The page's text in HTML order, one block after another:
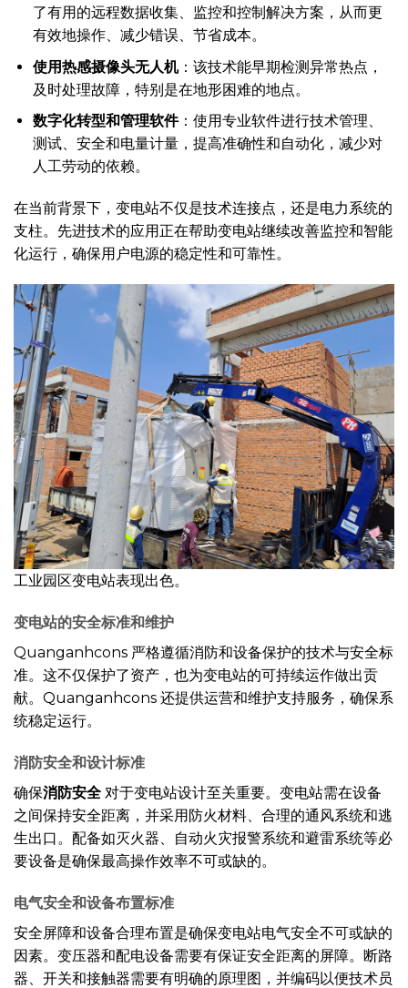
了有用的远程数据收集、监控和控制解决方案，从而更
有效地操作、减少错误、节省成本。
使用热感摄像头无人机：该技术能早期检测异常热点，
及时处理故障，特别是在地形困难的地点。
数字化转型和管理软件：使用专业软件进行技术管理、
测试、安全和电量计量，提高准确性和自动化，减少对
人工劳动的依赖。
在当前背景下，变电站不仅是技术连接点，还是电力系统的
支柱。先进技术的应用正在帮助变电站继续改善监控和智能
化运行，确保用户电源的稳定性和可靠性。
工业园区变电站表现出色。
变电站的安全标准和维护
Quanganhcons 严格遵循消防和设备保护的技术与安全标
准。这不仅保护了资产，也为变电站的可持续运作做出贡
献。Quanganhcons 还提供运营和维护支持服务，确保系
统稳定运行。
消防安全和设计标准
确保消防安全 对于变电站设计至关重要。变电站需在设备
之间保持安全距离，并采用防火材料、合理的通风系统和逃
生出口。配备如灭火器、自动火灾报警系统和避雷系统等必
要设备是确保最高操作效率不可或缺的。
电气安全和设备布置标准
安全屏障和设备合理布置是确保变电站电气安全不可或缺的
因素。变压器和配电设备需要有保证安全距离的屏障。断路
器、开关和接触器需要有明确的原理图，并编码以便技术员